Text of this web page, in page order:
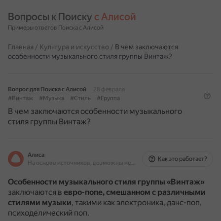
Вопросы к Поиску с Алисой
Примеры ответов Поиска с Алисой
Главная / Культура и искусство / В чем заключаются
особенности музыкального стиля группы Винтаж?
Вопрос для Поиска с Алисой
28 февраля
#Винтаж
#Музыка #Стиль #Группа
В чем заключаются особенности музыкального
стиля группы Винтаж?
Алиса
На основе источников, возможны неточности
Как это работает?
Особенности музыкального стиля группы «Винтаж»
заключаются в евро-попе, смешанном с различными
стилями музыки, такими как электроника, данс-поп,
психоделический поп.